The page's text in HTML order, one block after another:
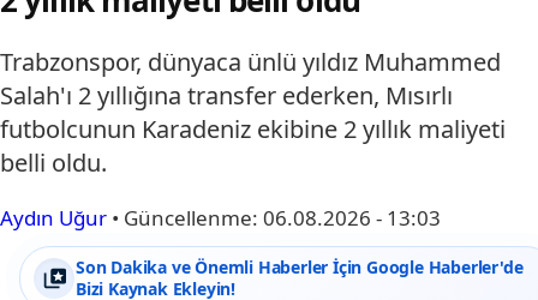
Trabzonspor, dünyaca ünlü yıldız Muhammed
Salah'ı 2 yıllığına transfer ederken, Mısırlı
futbolcunun Karadeniz ekibine 2 yıllık maliyeti
belli oldu.
Aydın Uğur • Güncellenme: 06.08.2026 - 13:03
Son Dakika ve Önemli Haberler İçin Google Haberler'de
Bizi Kaynak Ekleyin!